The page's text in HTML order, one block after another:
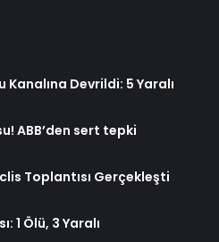
Devrildi: 5 Yaralı
ABB’den sert tepki
Toplantısı Gerçekleşti
1 Ölü, 3 Yaralı